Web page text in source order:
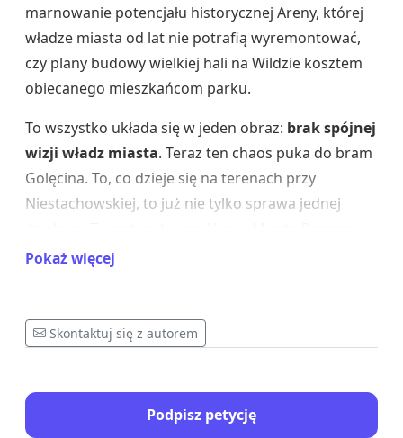
marnowanie potencjału historycznej Areny, której
władze miasta od lat nie potrafią wyremontować,
czy plany budowy wielkiej hali na Wildzie kosztem
obiecanego mieszkańcom parku.
To wszystko układa się w jeden obraz: brak spójnej
wizji władz miasta. Teraz ten chaos puka do bram
Golęcina. To, co dzieje się na terenach przy
Niestachowskiej, to już nie tylko sprawa jednej
potrafi jeszcze planować z głową. Golęcin jest
dostępnych dla mieszkańców. Trwające i
planowane zmiany dotyczące tego obszaru oraz
infrastruktury sportowej i usługowej.
nie przedstawiono spójnych koncepcji oraz
Pokaż więcej
Skontaktuj się z autorem
Podpisz petycję